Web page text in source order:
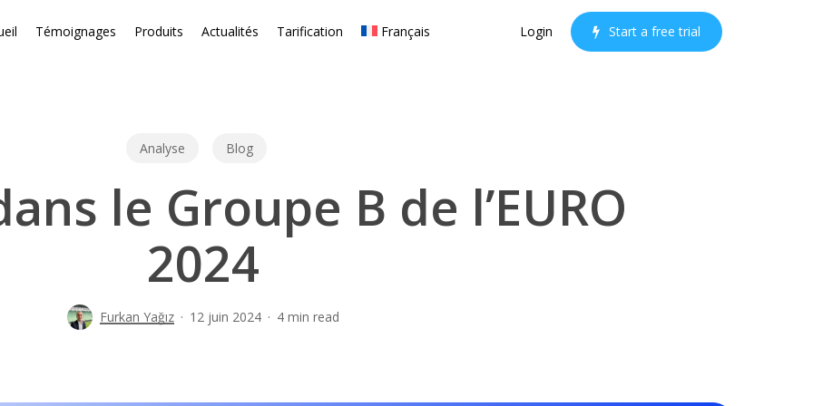
Témoignages Produits Actualités Tarification Français Login Start a free trial
Analyse Blog
le Groupe B de l’EURO
2024
Furkan Yağız 12 juin 2024 4 min read